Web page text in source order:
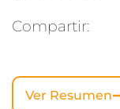
Compartir:
Ver Resumen